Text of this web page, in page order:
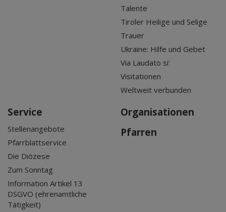
Talente
Tiroler Heilige und Selige
Trauer
Ukraine: Hilfe und Gebet
Via Laudato si'
Visitationen
Weltweit verbunden
Service
Stellenangebote
Pfarrblattservice
Die Diözese
Zum Sonntag
Information Artikel 13
DSGVO (ehrenamtliche
Tätigkeit)
Organisationen
Pfarren